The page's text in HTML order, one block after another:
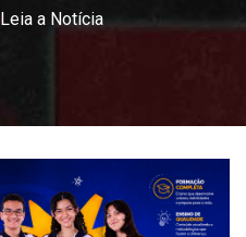
Leia a Notícia